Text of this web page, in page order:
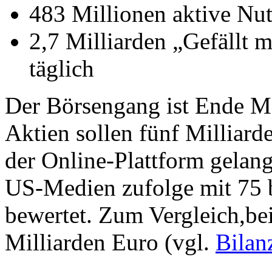
483 Millionen aktive
2,7 Milliarden „Gefällt
täglich
Der Börsengang ist Ende
Aktien sollen fünf
der Online-Plattform
US-Medien zufolge mit
bewertet. Zum
Milliarden Euro (vgl.